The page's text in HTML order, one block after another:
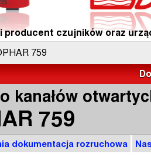
producent czujników oraz
759
kanałów
759
dokumentacja rozruchowa